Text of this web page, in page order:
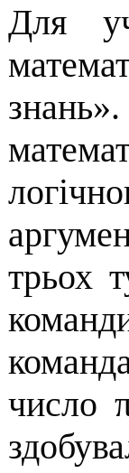
Для
трьох
число